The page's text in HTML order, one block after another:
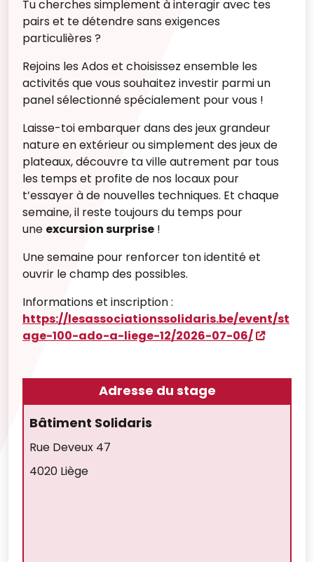
Tu cherches simplement à interagir avec tes
pairs et te détendre sans exigences
particulières ?
Rejoins les Ados et choisissez ensemble les
activités que vous souhaitez investir parmi un
panel sélectionné spécialement pour vous !
Laisse-toi embarquer dans des jeux grandeur
nature en extérieur ou simplement des jeux de
plateaux, découvre ta ville autrement par tous
les temps et profite de nos locaux pour
t’essayer à de nouvelles techniques. Et chaque
semaine, il reste toujours du temps pour
une excursion surprise !
Une semaine pour renforcer ton identité et
ouvrir le champ des possibles.
Informations et inscription :
https://lesassociationssolidaris.be/event/st
age-100-ado-a-liege-12/2026-07-06/
Adresse du stage
Bâtiment Solidaris
Rue Deveux 47
4020 Liège